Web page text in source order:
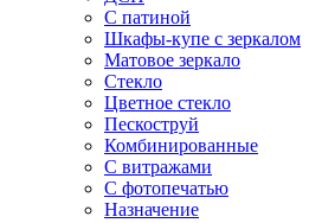
С патиной
Шкафы-купе с зеркалом
Матовое зеркало
Стекло
Цветное стекло
Пескоструй
Комбинированные
С витражами
С фотопечатью
Назначение